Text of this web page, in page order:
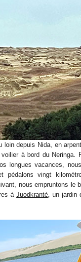
loin depuis Nida, en
voilier à bord du Neringa.
longues vacances,
pédalons vingt
nous empruntons le
à Juodkrantė, un jardin